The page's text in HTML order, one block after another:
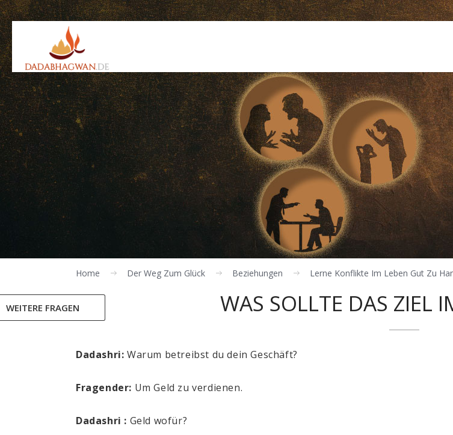
WEITERE FRAGEN
Home Der Weg Zum Glück Beziehungen Lerne Konflikte Im Leben Gut Zu
WAS SOLLTE DAS ZIEL
Dadashri: Warum betreibst du dein Geschäft?
Fragender: Um Geld zu verdienen.
Dadashri : Geld wofür?